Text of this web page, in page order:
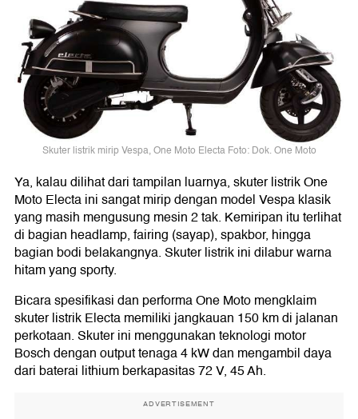
Skuter listrik mirip Vespa, One Moto Electa Foto: Dok. One Moto
Ya, kalau dilihat dari tampilan luarnya, skuter listrik One
Moto Electa ini sangat mirip dengan model Vespa klasik
yang masih mengusung mesin 2 tak. Kemiripan itu terlihat
di bagian headlamp, fairing (sayap), spakbor, hingga
bagian bodi belakangnya. Skuter listrik ini dilabur warna
hitam yang sporty.
Bicara spesifikasi dan performa One Moto mengklaim
skuter listrik Electa memiliki jangkauan 150 km di jalanan
perkotaan. Skuter ini menggunakan teknologi motor
Bosch dengan output tenaga 4 kW dan mengambil daya
dari baterai lithium berkapasitas 72 V, 45 Ah.
ADVERTISEMENT